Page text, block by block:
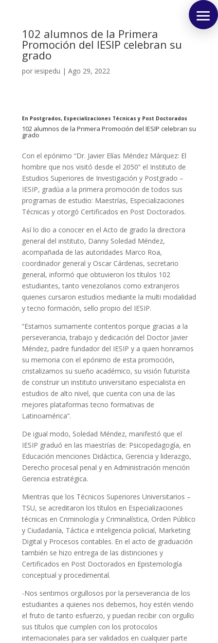
102 alumnos de la Primera
Promoción del IESIP celebran su
grado
por iesipedu | Ago 29, 2022
En Postgrados, Especializaciones Técnicas y Post Doctorados
102 alumnos de la Primera Promoción del IESIP celebran su
grado
Con el epónimo “Dr. Javier Elías Méndez Márquez: El
hombre que nos visitó desde el 2050” el Instituto de
Estudios Superiores de Investigación y Postgrado –
IESIP, gradúa a la primera promoción de todos sus
programas de estudio: Maestrías, Especializaciones
Técnicas y otorgó Certificados en Post Doctorados.
Así lo dio a conocer en el Acto de grado la directora
general del instituto, Danny Soledad Méndez,
acompañada de las autoridades Marco Roa,
coordinador general y Oscar Cárdenas, secretario
general, informó que obtuvieron los títulos 102
estudiantes, tanto venezolanos como extranjeros
quienes cursaron estudios mediante la multi modalidad
y tecno formación, sello propio del IESIP.
“Estamos sumamente contentos porque gracias a la
perseverancia, trabajo y dedicación del Doctor Javier
Méndez, padre fundador del IESIP y a quien honramos
su memoria con el epónimo de esta promoción,
cristalizamos su sueño académico, su visión futurista
de construir un instituto universitario especialista en
estudios de alto nivel, que cuenta con una de las
mejores plataformas tecno formativas de
Latinoamérica”.
De igual modo, Soledad Méndez, manifestó que el
IESIP graduó en las maestrías de: Psicopedagogía, en
Educación menciones Didáctica, Gerencia y liderazgo,
Derecho procesal penal y en Administración mención
Gerencia estratégica.
Mientras que los Técnicos Superiores Universitarios –
TSU, se acreditaron los títulos en Especializaciones
técnicas en Criminología y Criminalística, Orden Público
y Ciudadanía, Táctica e inteligencia policial, Marketing
Digital y Procesos contables. En el acto de graduación
también se hizo entrega de las distinciones y
Certificados en Post Doctorados en Epistemología
conceptual y procedimental.
-Nos sentimos orgullosos por la perseverancia de los
estudiantes a quienes nos debemos, hoy estén viendo
el fruto de tanto esfuerzo, y puedan recibir con orgullo
sus títulos que cumplen con los protocolos
internacionales para ser validados en cualquier parte